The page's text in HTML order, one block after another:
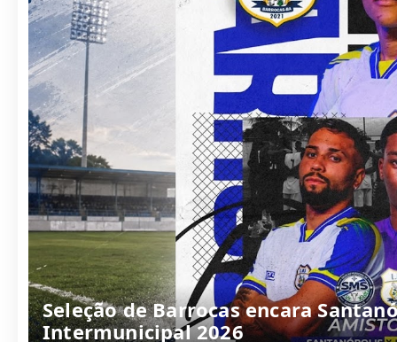
Seleção de Barrocas encara
Intermunicipal 2026